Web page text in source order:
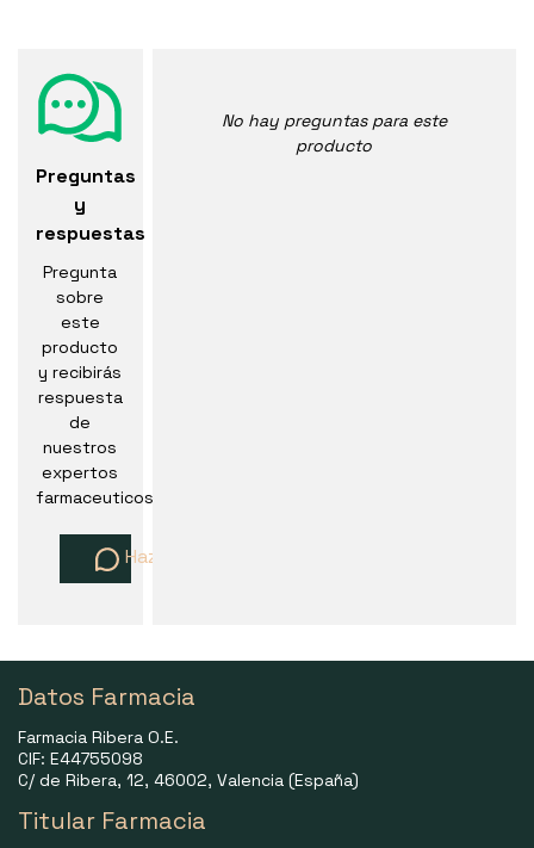
Preguntas
y
respuestas
Pregunta
sobre
este
producto
y recibirás
respuesta
de
nuestros
expertos
farmaceuticos
Haz una pregunta
No hay preguntas para este
producto
Datos Farmacia
Farmacia Ribera O.E.
CIF: E44755098
C/ de Ribera, 12, 46002, Valencia (España)
Titular Farmacia